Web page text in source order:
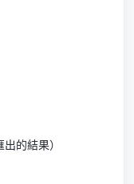
的結果）